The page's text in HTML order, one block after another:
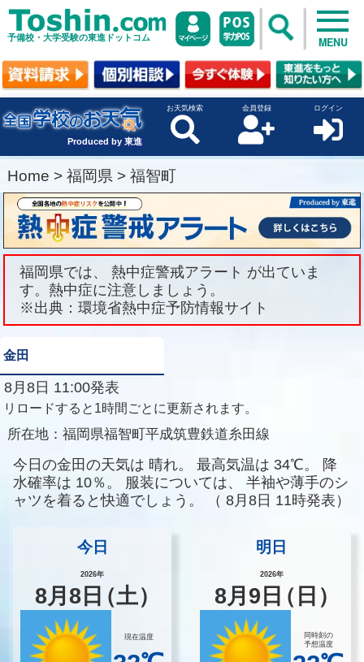
予備校・大学受験の東進ドットコム MENU
Produced by 東進
お天気検索 会員登録 ログイン
Home > 福岡県 > 福智町
福岡県では、 熱中症警戒アラート が出ていま
す。熱中症に注意しましょう。
※出典：環境省熱中症予防情報サイト
金田
8月8日 11:00発表
リロードすると1時間ごとに更新されます。
所在地： 福岡県福智町平成筑豊鉄道糸田線
今日の金田の天気は 晴れ。 最高気温は 34℃。
降
水確率は 10％。 服装については、
半袖や薄手のシ
ャツを着ると快適でしょう。
（ 8月8日 11時発表）
今日
2026年
8月8 日（土）
現在温度
明日
2026年
8月 9 日（日）
同時刻の
予想温度